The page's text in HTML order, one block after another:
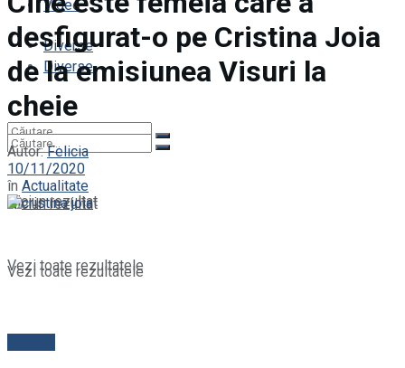
Diverse
Niciun rezultat
Vezi toate rezultatele
Video
Diverse
Niciun rezultat
Vezi toate rezultatele
desfigurat-o pe Cristina Joia
de la emisiunea Visuri la
cheie
Autor: Felicia
10/11/2020
în Actualitate